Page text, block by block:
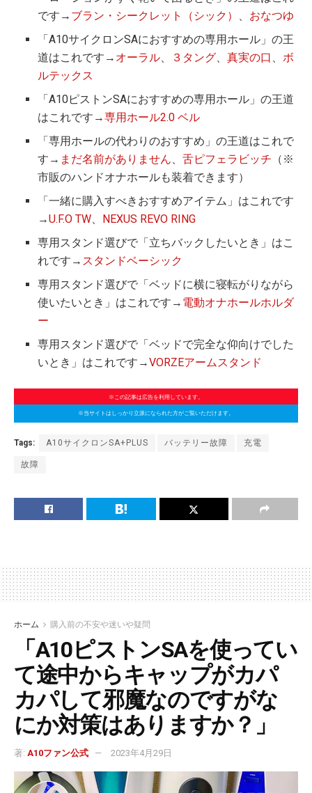
です→ ブラン・シークレット（シック）
おなつゆ
「A10サイクロンSAにおすすめの専用ホール」の王
道はこれです→ オーラル ３タング 、真実の口
ボ
ルテックス
「A10ピストンSAにおすすめの専用ホール」の王道
はこれです→専用ホール2.0 ベル
「専用ホールの代わりのおすすめ」の王道はこれで
す→ まだ名前がありません 、舌ピフェラビッチ （※
市販のハンドオナホールも装着できます）
「一緒に購入すべきおすすめアイテム」はこれです
→U.F.O TW
NEXUS REVO RING
専用スタンド選びで「立ちバックしたいとき」はこ
れです→ スタンドベーシック
専用スタンド選びで「ベッドに横に寝転がりながら
使いたいとき」はこれです→ 電動オナホールホルダ
ー
専用スタンド選びで「ベッドで完全な仰向けでした
いとき」はこれです→VORZEアームスタンド
※この記事は広告を利用しています。
※当サイトはしっかり立派になられた方がご覧いただけます。
Tags: A10サイクロンSA+PLUS バッテリー故障 充電
故障
ホーム 購入前の不安や迷いや疑問
「A10ピストンSAを使ってい
て途中からキャップがカパ
カパして邪魔なのですがな
にか対策はありますか？」
著: A10ファン公式 2023年4月29日